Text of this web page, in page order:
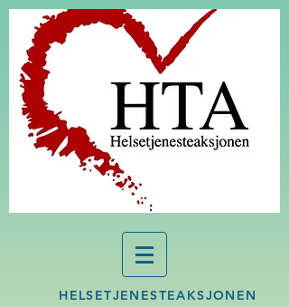
HELSETJENESTEAKSJONEN